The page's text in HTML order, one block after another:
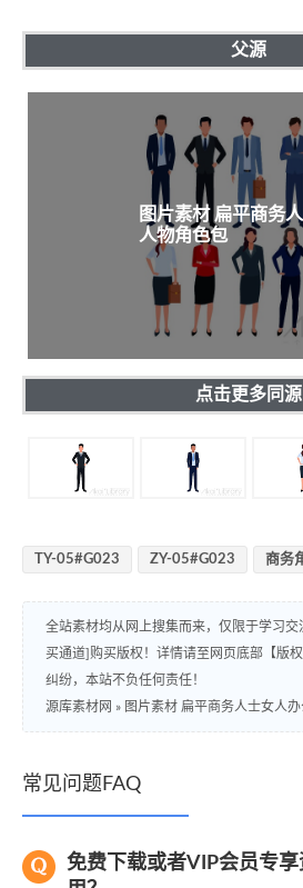
父源
图片素材 扁平商务
人物角色包
点击更多同源
TY-05#G023 ZY-05#G023 商务
全站素材均从网上搜集而来，仅限于学习
买通道]购买版权！详情请至网页底部【版
纠纷，本站不负任何责任！
源库素材网 » 图片素材 扁平商务人士女人
常见问题FAQ
免费下载或者VIP会员专